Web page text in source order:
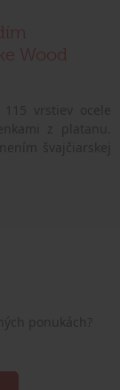
Wood